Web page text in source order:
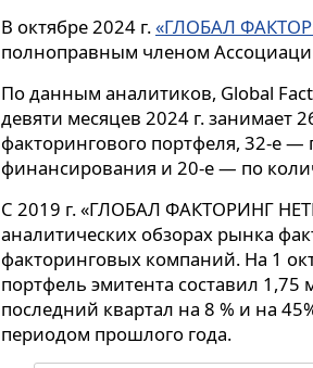
В октябре 2024 г.«ГЛОБАЛ
полноправным членом
По данным аналитиков, Global
девяти месяцев 2024 г. занимает
факторингового портфеля, 32-е
финансирования и 20-е — по
С 2019 г. «ГЛОБАЛ ФАКТОРИНГ
аналитических обзорах рынка
факторинговых компаний. На 1
портфель эмитента составил
последний квартал на 8 % и на
периодом прошлого года.